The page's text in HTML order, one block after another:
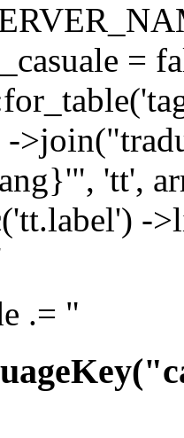
=
-
'tt',
-
.= "